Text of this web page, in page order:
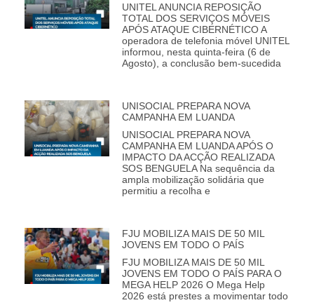
UNITEL ANUNCIA REPOSIÇÃO
TOTAL DOS SERVIÇOS MÓVEIS
APÓS ATAQUE CIBERNÉTICO A
operadora de telefonia móvel UNITEL
informou, nesta quinta-feira (6 de
Agosto), a conclusão bem-sucedida
UNISOCIAL PREPARA NOVA
CAMPANHA EM LUANDA
UNISOCIAL PREPARA NOVA
CAMPANHA EM LUANDA APÓS O
IMPACTO DA ACÇÃO REALIZADA
SOS BENGUELA Na sequência da
ampla mobilização solidária que
permitiu a recolha e
FJU MOBILIZA MAIS DE 50 MIL
JOVENS EM TODO O PAÍS
FJU MOBILIZA MAIS DE 50 MIL
JOVENS EM TODO O PAÍS PARA O
MEGA HELP 2026 O Mega Help
2026 está prestes a movimentar todo